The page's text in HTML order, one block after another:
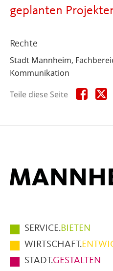
geplanten
Rechte
Stadt Mannheim,
Kommunikation
Teile diese Seite
Teile
diese
Hauptmenüpunkte
im
Fußbereich
der
SERVICE.BIETEN
WIRTSCHAFT.
STADT.GESTALTEN